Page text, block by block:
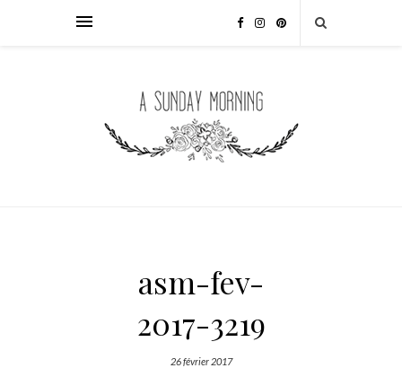
asm-fev-
2017-3219
26 février 2017